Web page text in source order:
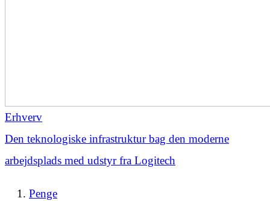
Erhverv
Den teknologiske infrastruktur bag den moderne
arbejdsplads med udstyr fra Logitech
Penge